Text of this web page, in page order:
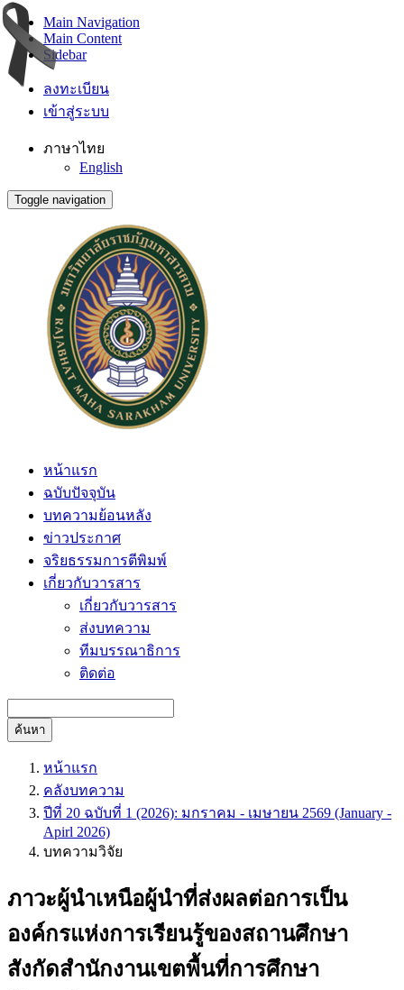
Main Navigation
Main Content
Sidebar
ลงทะเบียน
เข้าสู่ระบบ
ภาษาไทย
English
Toggle navigation
หน้าแรก
ฉบับปัจจุบัน
บทความย้อนหลัง
ข่าวประกาศ
จริยธรรมการตีพิมพ์
เกี่ยวกับวารสาร
เกี่ยวกับวารสาร
ส่งบทความ
ทีมบรรณาธิการ
ติดต่อ
ค้นหา
หน้าแรก
คลังบทความ
ปีที่ 20 ฉบับที่ 1 (2026): มกราคม - เมษายน 2569 (January -
Apirl 2026)
บทความวิจัย
ภาวะผู้นำเหนือผู้นำที่ส่งผลต่อการเป็น
องค์กรแห่งการเรียนรู้ของสถานศึกษา
สังกัดสำนักงานเขตพื้นที่การศึกษา